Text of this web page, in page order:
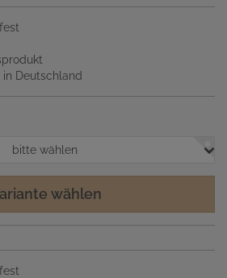
Deutschland
bitte wählen
wählen